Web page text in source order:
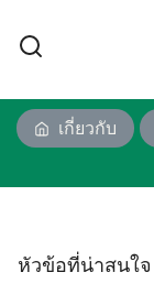
เกี่ยวกับ
หัวข้อที่น่าสนใจ